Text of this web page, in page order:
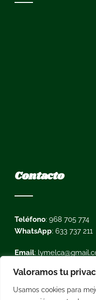
Valoramos tu
Usamos cookies para
Contacto
Teléfono: 968 705 774
WhatsApp: 633 737 211
Email: